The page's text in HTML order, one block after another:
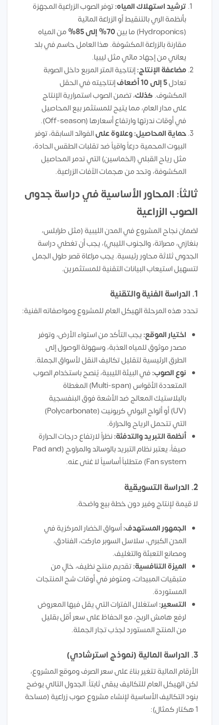
ترشيد استهلاك المياه:توفر الصوب الزراعية المجهزة
بأنظمة الري بالتنقيط أو الزراعة المائية
(Hydroponics) ما بين
70% إلى 85%
من المياه
مقارنة بالزراعة المكشوفة. هذا العامل حاسم في بلد
يعاني من إجهاد مائي مثل ليبيا.
مضاعفة الإنتاج:إنتاجية المتر المربع داخل الصوبة
تعادل5 إلى 10 أضعاف
إنتاجيته في الحقل
المكشوف. كذلك، تضمن الصوب استمرارية الإنتاج
على مدار العام، مما يتيح للمستثمر بيع المحاصيل
في أوقات ندرتها وارتفاع أسعارها (Off-season).
حماية المحاصيل:وعلاوة علىالفوائد السابقة، توفر
البيوت المحمية درعاً واقياً ضد تقلبات الطقس الحادة،
مثل رياح القبلي (الخماسين) التي تدمر المحاصيل
المكشوفة، وتحد من هجمات الآفات الزراعية.
ثالثاً: المحاور الأساسية في دراسة جدوى
الصوب الزراعية
لضمان نجاح المشروع في المدن الليبية (مثل طرابلس،
بنغازي، مصراتة، والجنوب الليبي)، يجب أن تغطي دراسة
الجدوى ثلاثة محاور رئيسية. يجب مراعاة قصر طول الجمل
لتسهيل استيعاب البيانات التقنية للمستثمرين.
1. الدراسة الفنية والتقنية
تحدد هذه المرحلة الهيكل العام للمشروع ومواصفاته الفنية:
اختيار الموقع: يجب التأكد من استواء الأرض، وتوفر
مصدر موثوق للمياه العذبة، وسهولة الوصول إلى
الطرق الرئيسية لتقليل تكاليف النقل لأسواق الجملة.
نوع الصوب:في البيئة الليبية، يُنصح باستخدام الصوب
المتعددة الأقواس (Multi-span) المغطاة
بالبلاستيك المعالج ضد الأشعة فوق البنفسجية
(UV) أو ألواح البولي كربونيت (Polycarbonate)
التي تتحمل الرياح والحرارة.
أنظمة التبريد والتدفئة:نظراً لارتفاع درجات الحرارة
صيفاً، يعتبر نظام التبريد بالوسائد والمراوح (Pad and
Fan system) متطلباً أساسياً لا غنى عنه.
2. الدراسة التسويقية
لا قيمة لإنتاج وفير دون خطة بيع واضحة.
الجمهور المستهدف:أسواق الخضار المركزية في
المدن الكبرى، سلاسل السوبر ماركت، الفنادق،
ومصانع التعبئة والتغليف.
الميزة التنافسية:تقديم منتج نظيف، خالٍ من
متبقيات المبيدات، ومتوفر في أوقات شح المنتجات
المستوردة.
التسعير:استغلال الفترات التي يقل فيها المعروض
لرفع هامش الربح، مع الحفاظ على سعر أقل بقليل
من المنتج المستورد لجذب تجار الجملة.
3. الدراسة المالية (نموذج استرشادي)
الأرقام المالية تتغير بناءً على سعر الصرف وموقع المشروع،
لكن الهيكل العام للتكاليف يبقى ثابتاً. الجدول التالي يوضح
بنود التكاليف الأساسية لإنشاء مشروع صوب زراعية (مساحة
1 هكتار كمثال):